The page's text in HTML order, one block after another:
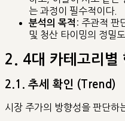
는 과정이 필수적이다.
분석의 목적 : 주관적 판
및 청산 타이밍의 정밀
2. 4대 카테고리별
2.1. 추세 확인 (Trend)
시장 주가의 방향성을 판단하